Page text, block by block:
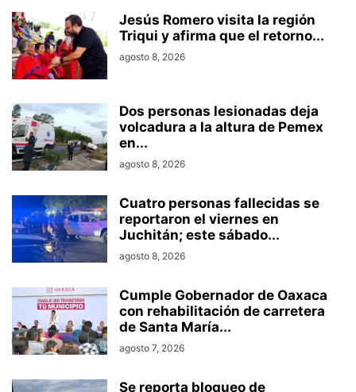
Jesús Romero visita la región
Triqui y afirma que el retorno...
agosto 8, 2026
Dos personas lesionadas deja
volcadura a la altura de Pemex
en...
agosto 8, 2026
Cuatro personas fallecidas se
reportaron el viernes en
Juchitán; este sábado...
agosto 8, 2026
Cumple Gobernador de Oaxaca
con rehabilitación de carretera
de Santa María...
agosto 7, 2026
Se reporta bloqueo de